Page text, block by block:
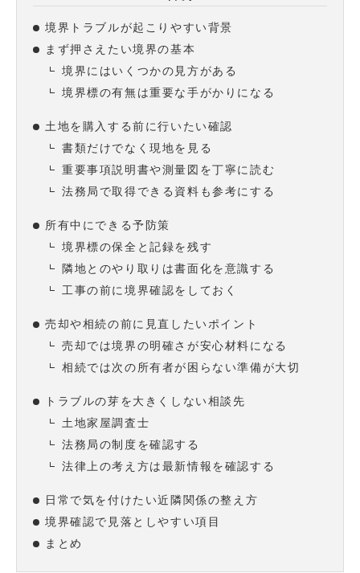
境界トラブルが起こりやすい背景
まず押さえたい境界の基本
境界にはいくつかの見方がある
境界標の有無は重要な手がかりになる
土地を購入する前に行いたい確認
書類だけでなく現地を見る
重要事項説明書や測量図を丁寧に読む
法務局で取得できる資料も参考にする
所有中にできる予防策
境界標の保全と記録を残す
隣地とのやり取りは書面化を意識する
工事の前に境界確認をしておく
売却や相続の前に見直したいポイント
売却では境界の明確さが安心材料になる
相続では次の所有者が困らない準備が大切
トラブルの芽を大きくしない相談先
土地家屋調査士
法務局の制度を確認する
法律上の考え方は最新情報を確認する
日常で気を付けたい近隣関係の整え方
境界確認で見落としやすい項目
まとめ